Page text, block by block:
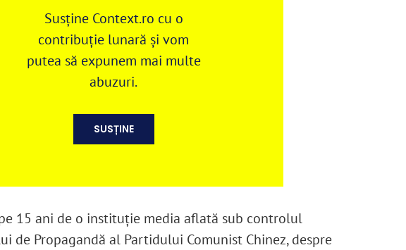
Susține Context.ro cu o
contribuție lunară și vom
putea să expunem mai multe
abuzuri.
SUSȚINE
15 ani de o instituție media aflată sub controlul
de Propagandă al Partidului Comunist Chinez, despre